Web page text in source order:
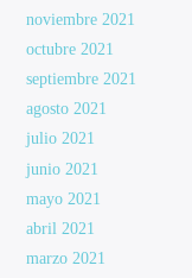
noviembre 2021
octubre 2021
septiembre 2021
agosto 2021
julio 2021
junio 2021
mayo 2021
abril 2021
marzo 2021